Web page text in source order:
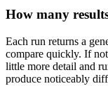
How many
Each run returns a
compare quickly. If
little more detail and
produce noticeably